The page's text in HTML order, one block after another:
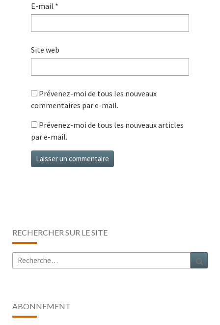
E-mail *
Site web
Prévenez-moi de tous les nouveaux
commentaires par e-mail.
Prévenez-moi de tous les nouveaux articles
par e-mail.
RECHERCHER SUR LE SITE
Rechercher :
ABONNEMENT